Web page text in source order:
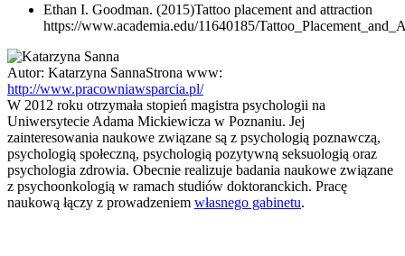
Ethan I. Goodman. (2015)Tattoo placement and attraction
https://www.academia.edu/11640185/
Autor: Katarzyna SannaStrona www:
http://www.pracowniawsparcia.pl/
W 2012 roku otrzymała stopień magistra psychologii na
Uniwersytecie Adama Mickiewicza w Poznaniu. Jej
zainteresowania naukowe związane są z psychologią poznawczą,
psychologią społeczną, psychologią pozytywną seksuologią oraz
psychologia zdrowia. Obecnie realizuje badania naukowe związane
z psychoonkologią w ramach studiów doktoranckich. Pracę
naukową łączy z prowadzeniem własnego gabinetu.